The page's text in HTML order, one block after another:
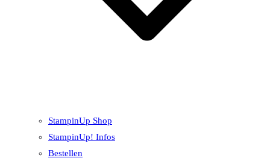
StampinUp Shop
StampinUp! Infos
Bestellen